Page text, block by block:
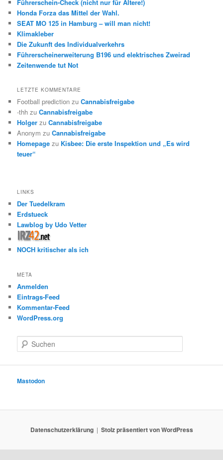
Führerschein-Check (nicht nur für Ältere!)
Honda Forza das Mittel der Wahl.
SEAT MO 125 in Hamburg – will man nicht!
Klimakleber
Die Zukunft des Individualverkehrs
Führerscheinerweiterung B196 und elektrisches Zweirad
Zeitenwende tut Not
LETZTE KOMMENTARE
Football prediction zuCannabisfreigabe
-thh zuCannabisfreigabe
Holger zuCannabisfreigabe
Anonym zuCannabisfreigabe
Homepage zu Kisbee: Die erste Inspektion und „Es wird
teuer“
LINKS
Der Tuedelkram
Erdstueck
Lawblog by Udo Vetter
NOCH kritischer als ich
META
Anmelden
Eintrags-Feed
Kommentar-Feed
WordPress.org
u
e
Mastodon
Datenschutzerklärung Stolz präsentiert von WordPress